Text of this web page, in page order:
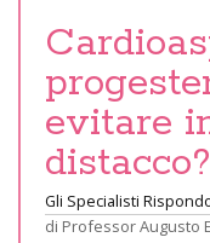
evitare
distacco?
Gli Specialisti
di Professor Augusto